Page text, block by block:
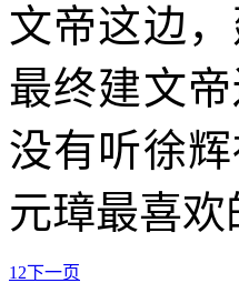
文帝这边
最终建文
没有听徐
元璋最喜
1 2下一页